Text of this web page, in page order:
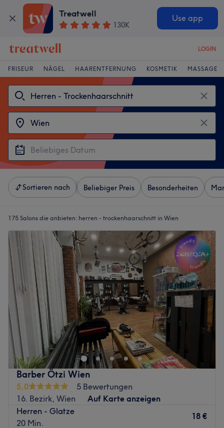
Treatwell
130K
Use app
LOGIN
FRISEUR NÄGEL HAARENTFERNUNG KOSMETIK MASSAGE
Sortieren nach Beliebiger Preis Besonderheiten
175 Salons die anbieten: herren - trockenhaarschnitt in Wien
Barber Ötzi Wien
5,0
5 Bewertungen
16. Bezirk, Wien
Auf Karte anzeigen
Herren - Glatze
20 Min.
18 €